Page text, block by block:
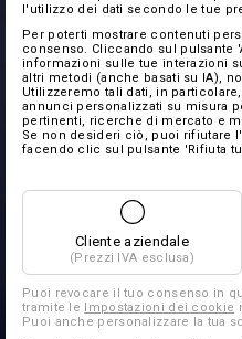
l'utilizzo dei dati secondo le tue
Per poterti mostrare contenuti
consenso. Cliccando sul pulsante
informazioni sulle tue interazioni
altri metodi (anche basati su IA),
Utilizzeremo tali dati, in
annunci personalizzati su misura
pertinenti, ricerche di mercato e
Se non desideri ciò, puoi rifiutare
facendo clic sul pulsante 'Rifiuta
Cliente aziendale
(Prezzi IVA esclusa)
Puoi revocare il tuo consenso in
tramite le Impostazioni dei cookie
Puoi anche personalizzare la tua